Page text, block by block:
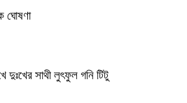
ঘোষণা
সাথী লুৎফুল গনি টিটু